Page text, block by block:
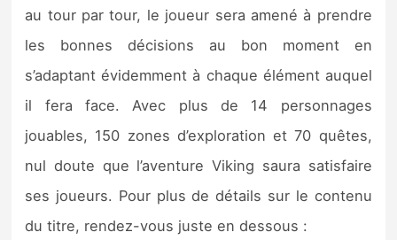
au tour par tour, le joueur sera amené à prendre
les bonnes décisions au bon moment en
s’adaptant évidemment à chaque élément auquel
il fera face. Avec plus de 14 personnages
jouables, 150 zones d’exploration et 70 quêtes,
nul doute que l’aventure Viking saura satisfaire
ses joueurs. Pour plus de détails sur le contenu
du titre, rendez-vous juste en dessous :